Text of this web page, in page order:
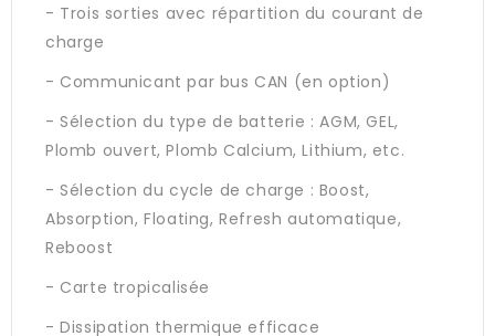
- Trois sorties avec répartition du courant de
charge
- Communicant par bus CAN (en option)
- Sélection du type de batterie : AGM, GEL,
Plomb ouvert, Plomb Calcium, Lithium, etc.
- Sélection du cycle de charge : Boost,
Absorption, Floating, Refresh automatique,
Reboost
- Carte tropicalisée
- Dissipation thermique efficace